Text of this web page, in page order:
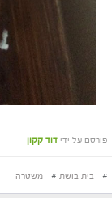
פורסם על ידי דוד קקון
# בית בושת # משטרה